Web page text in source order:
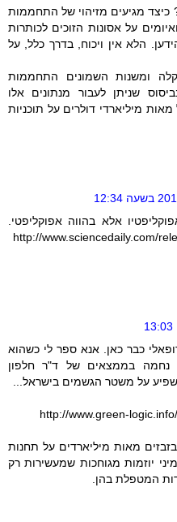
כיצד מגיעים מזיהוי של התחממות
על אסונות הזוכים לכותרות
הלא אין ויכוח, בדרך כלל, על
ומשנות השמונים התחממות
שניתן לעבור מנתונים אלו
מיליארדי דולרים על תוכניות
אלא בהווה אפוקליפטי.
http://www.sciencedaily.com/
כבר כאן. אנא ספר לי כשהוא
נחמה בממצאים של ד"ר חלפון
על משטר הגשמים בישראל...
http://www.green-
מאות מיליארדים על תחנות
יוזמות מגוחכות שמעשירות רק
המטפלת בהן.